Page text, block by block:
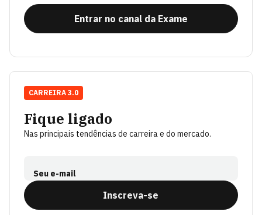
Entrar no canal da Exame
Fique ligado
Nas principais tendências de carreira e do mercado.
Seu e-mail
Inscreva-se
CARREIRA 3.0